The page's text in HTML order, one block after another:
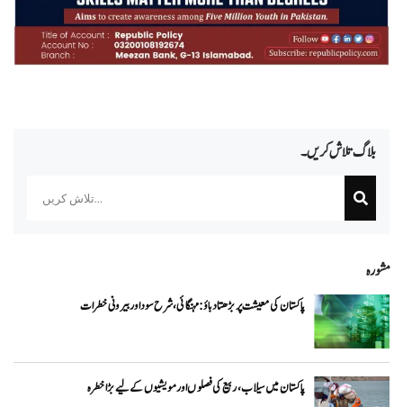
بلاگ تلاش کریں۔
مشورہ
پاکستان کی معیشت پر بڑھتا دباؤ: مہنگائی، شرح سود اور بیرونی خطرات
پاکستان میں سیلاب، ربیع کی فصلوں اور مویشیوں کے لیے بڑا خطرہ